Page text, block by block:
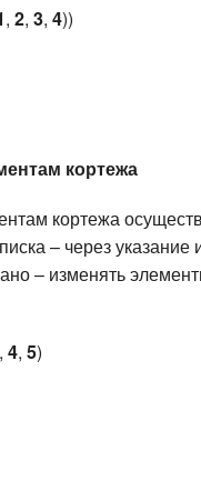
, 2, 3, 4))
кортежа
кортежа
– через указание
– изменять
, 4, 5)